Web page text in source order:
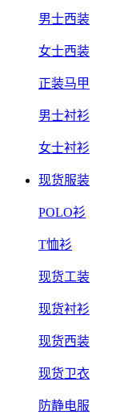
男士西装
女士西装
正装马甲
男士衬衫
女士衬衫
现货服装
POLO衫
T恤衫
现货工装
现货衬衫
现货西装
现货卫衣
防静电服